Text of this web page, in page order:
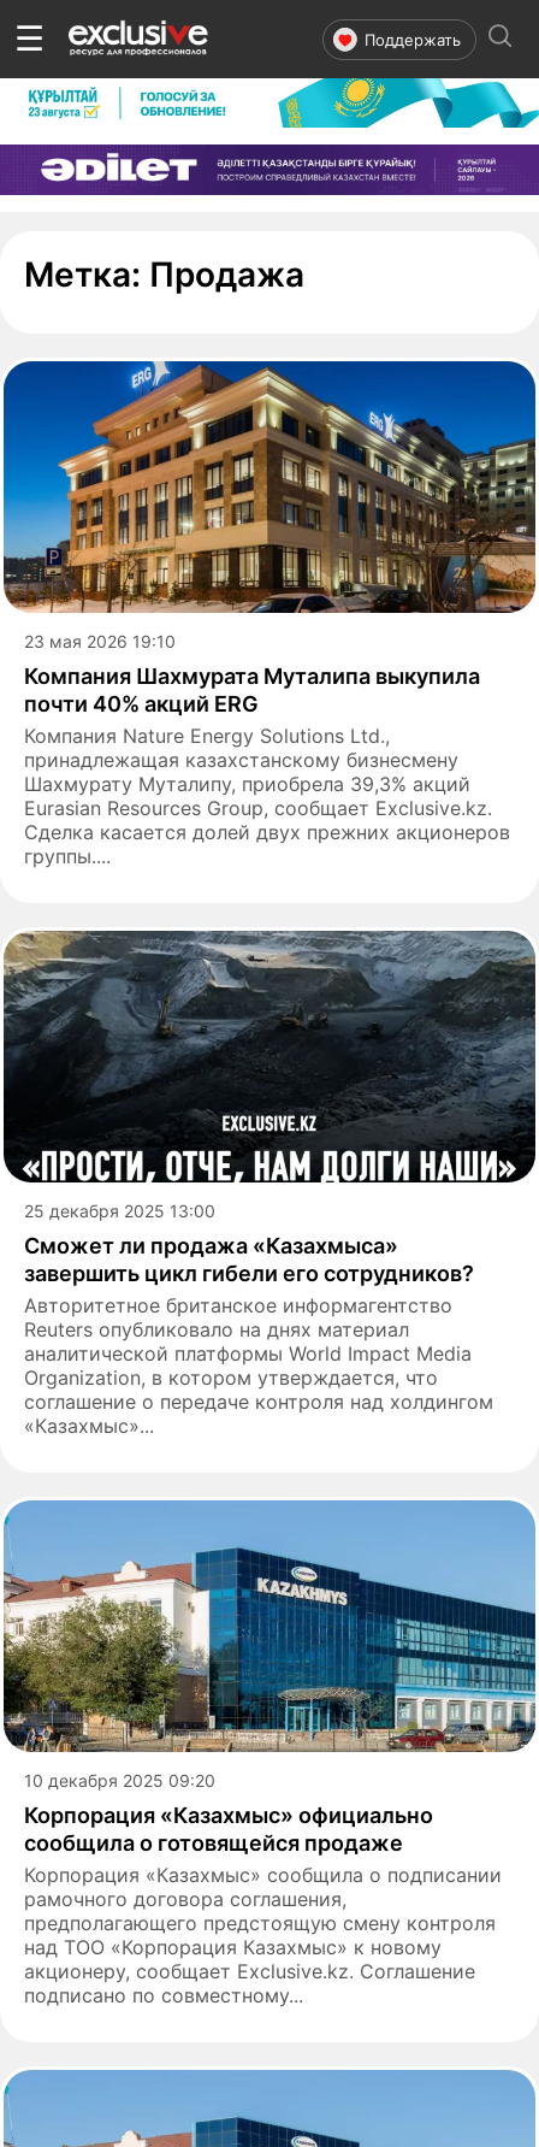
☰ Поддержать
Метка: Продажа
23 мая 2026 19:10
Компания Шахмурата Муталипа выкупила
почти 40% акций ERG
Компания Nature Energy Solutions Ltd.,
принадлежащая казахстанскому бизнесмену
Шахмурату Муталипу, приобрела 39,3% акций
Eurasian Resources Group, сообщает Exclusive.kz.
Сделка касается долей двух прежних акционеров
группы....
25 декабря 2025 13:00
Сможет ли продажа «Казахмыса»
завершить цикл гибели его сотрудников?
Авторитетное британское информагентство
Reuters опубликовало на днях материал
аналитической платформы World Impact Media
Organization, в котором утверждается, что
соглашение о передаче контроля над холдингом
«Казахмыс»...
10 декабря 2025 09:20
Корпорация «Казахмыс» официально
сообщила о готовящейся продаже
Корпорация «Казахмыс» сообщила о подписании
рамочного договора соглашения,
предполагающего предстоящую смену контроля
над ТОО «Корпорация Казахмыс» к новому
акционеру, сообщает Exclusive.kz. Соглашение
подписано по совместному...